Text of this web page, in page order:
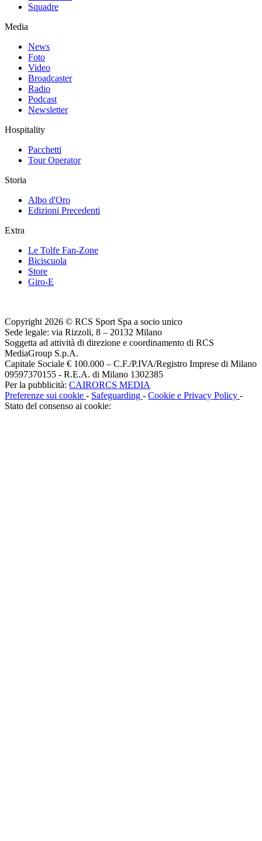
Squadre
Media
News
Foto
Video
Broadcaster
Radio
Podcast
Newsletter
Hospitality
Pacchetti
Tour Operator
Storia
Albo d'Oro
Edizioni Precedenti
Extra
Le Tolfe Fan-Zone
Biciscuola
Store
Giro-E
Copyright 2026 © RCS Sport Spa a socio unico
Sede legale: via Rizzoli, 8 – 20132 Milano
Soggetta ad attività di direzione e coordinamento di RCS
MediaGroup S.p.A.
Capitale Sociale € 100.000 – C.F./P.IVA/Registro Imprese di Milano
09597370155 - R.E.A. di Milano 1302385
Per la pubblicità: CAIRORCS MEDIA
Preferenze sui cookie - Safeguarding - Cookie e Privacy Policy -
Stato del consenso ai cookie: